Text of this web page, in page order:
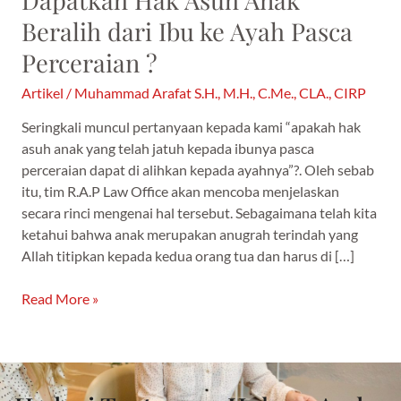
Beralih dari Ibu ke Ayah Pasca
Perceraian ?
Artikel / Muhammad Arafat S.H., M.H., C.Me., CLA., CIRP
Seringkali muncul pertanyaan kepada kami “apakah hak
asuh anak yang telah jatuh kepada ibunya pasca
perceraian dapat di alihkan kepada ayahnya”?. Oleh sebab
itu, tim R.A.P Law Office akan mencoba menjelaskan
secara rinci mengenai hal tersebut. Sebagaimana telah kita
ketahui bahwa anak merupakan anugrah terindah yang
Allah titipkan kepada kedua orang tua dan harus di […]
?
Read More »